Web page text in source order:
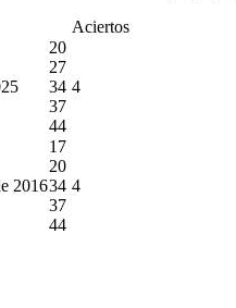
Aciertos
20
27
34
37
44
4
2016
17
20
34
37
44
4